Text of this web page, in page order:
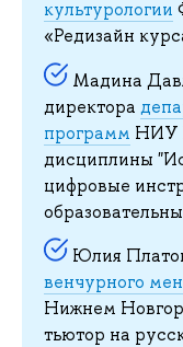
культурологии
«Редизайн
Мадина
директора
программ НИУ
дисциплины
цифровые
Юлия
венчурного
Нижнем
тьютор на